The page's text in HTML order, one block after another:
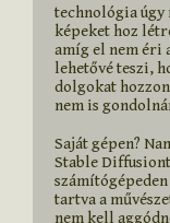
technológia
képeket hoz
amíg el nem éri
lehetővé teszi,
dolgokat
nem is
Saját gépen?
Stable
tartva a
nem kell